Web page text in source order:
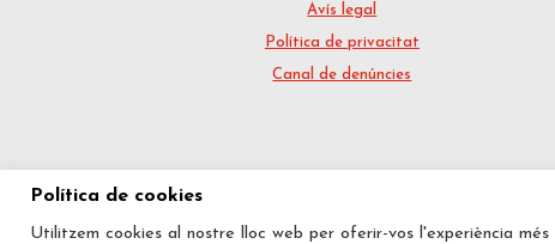
Avís legal
Política de privacitat
Canal de denúncies
Copyright © 2019 Fundació Educativa Cor
Política de cookies
Utilitzem cookies al nostre lloc web per oferir-vos l'experiència